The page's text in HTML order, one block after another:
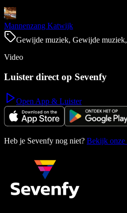
Mannenzang Katwijk
Gewijde muziek, Gewijde
Video
Luister direct op Sevenfy
Open App & Luister
Heb je Sevenfy nog niet? Bekijk onze